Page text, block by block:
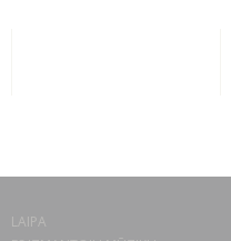
LAIPA